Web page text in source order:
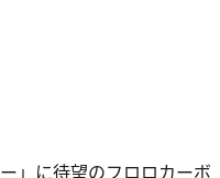
」に待望のフロロカーボ